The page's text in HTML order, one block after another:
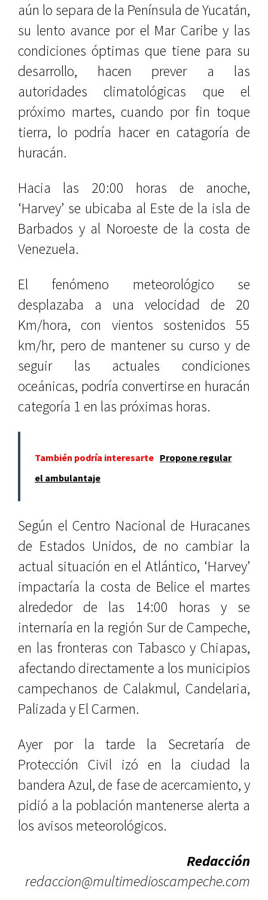
aún lo separa de la Península de Yucatán,
su lento avance por el Mar Caribe y las
condiciones óptimas que tiene para su
desarrollo, hacen prever a las
autoridades climatológicas que el
próximo martes, cuando por fin toque
tierra, lo podría hacer en catagoría de
huracán.
Hacia las 20:00 horas de anoche,
‘Harvey’ se ubicaba al Este de la isla de
Barbados y al Noroeste de la costa de
Venezuela.
El fenómeno meteorológico se
desplazaba a una velocidad de 20
Km/hora, con vientos sostenidos 55
km/hr, pero de mantener su curso y de
seguir las actuales condiciones
oceánicas, podría convertirse en huracán
categoría 1 en las próximas horas.
También podría interesarte Propone regular
el ambulantaje
Según el Centro Nacional de Huracanes
de Estados Unidos, de no cambiar la
actual situación en el Atlántico, ‘Harvey’
impactaría la costa de Belice el martes
alrededor de las 14:00 horas y se
internaría en la región Sur de Campeche,
en las fronteras con Tabasco y Chiapas,
afectando directamente a los municipios
campechanos de Calakmul, Candelaria,
Palizada y El Carmen.
Ayer por la tarde la Secretaría de
Protección Civil izó en la ciudad la
bandera Azul, de fase de acercamiento, y
pidió a la población mantenerse alerta a
los avisos meteorológicos.
Redacción
redaccion@multimedioscampeche.com